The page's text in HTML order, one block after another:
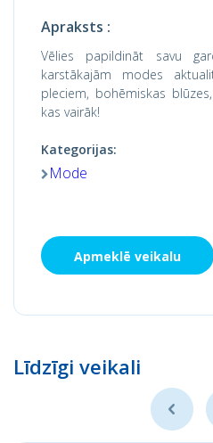
Apraksts :
Vēlies papildināt savu
karstākajām modes
pleciem, bohēmiskas
kas vairāk!
Kategorijas:
Mode
Apmeklē veikalu
Līdzīgi veikali